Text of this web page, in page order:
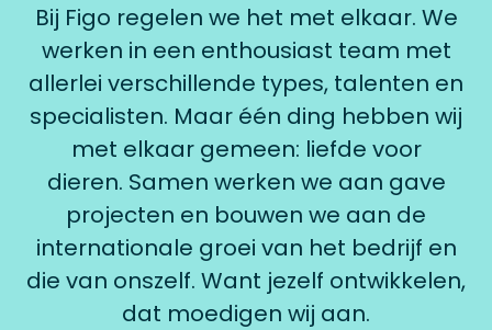
Bij Figo regelen we het met elkaar. We
werken in een enthousiast team met
allerlei verschillende types, talenten en
specialisten. Maar één ding hebben wij
met elkaar gemeen: liefde voor
dieren. Samen werken we aan gave
projecten en bouwen we aan de
internationale groei van het bedrijf en
die van onszelf. Want jezelf ontwikkelen,
dat moedigen wij aan.